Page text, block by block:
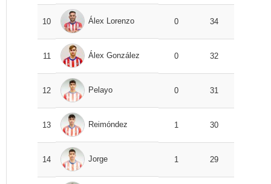
10 Álex Lorenzo 0 34
11 Álex González 0 32
12 Pelayo 0 31
13 Reimóndez 1 30
14 Jorge 1 29